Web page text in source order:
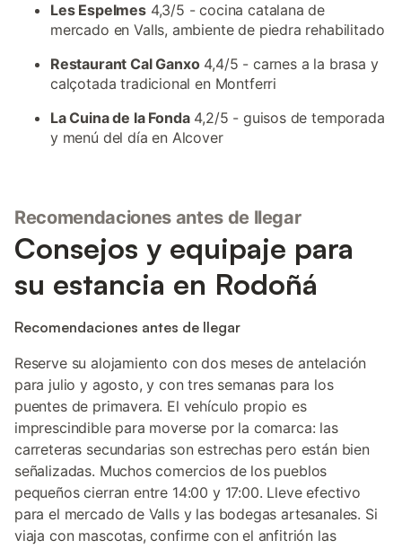
Les Espelmes4,3/5 - cocina catalana de
mercado en Valls, ambiente de piedra rehabilitado
Restaurant Cal Ganxo4,4/5 - carnes a la brasa y
calçotada tradicional en Montferri
La Cuina de la Fonda4,2/5 - guisos de temporada
y menú del día en Alcover
Recomendaciones antes de llegar
Consejos y equipaje para
su estancia en Rodoñá
Recomendaciones antes de llegar
Reserve su alojamiento con dos meses de antelación
para julio y agosto, y con tres semanas para los
puentes de primavera. El vehículo propio es
imprescindible para moverse por la comarca: las
carreteras secundarias son estrechas pero están bien
señalizadas. Muchos comercios de los pueblos
pequeños cierran entre 14:00 y 17:00. Lleve efectivo
para el mercado de Valls y las bodegas artesanales. Si
viaja con mascotas, confirme con el anfitrión las